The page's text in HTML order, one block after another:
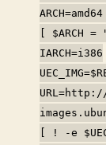
[ $ARCH =
IARCH=i386
[ ! -e